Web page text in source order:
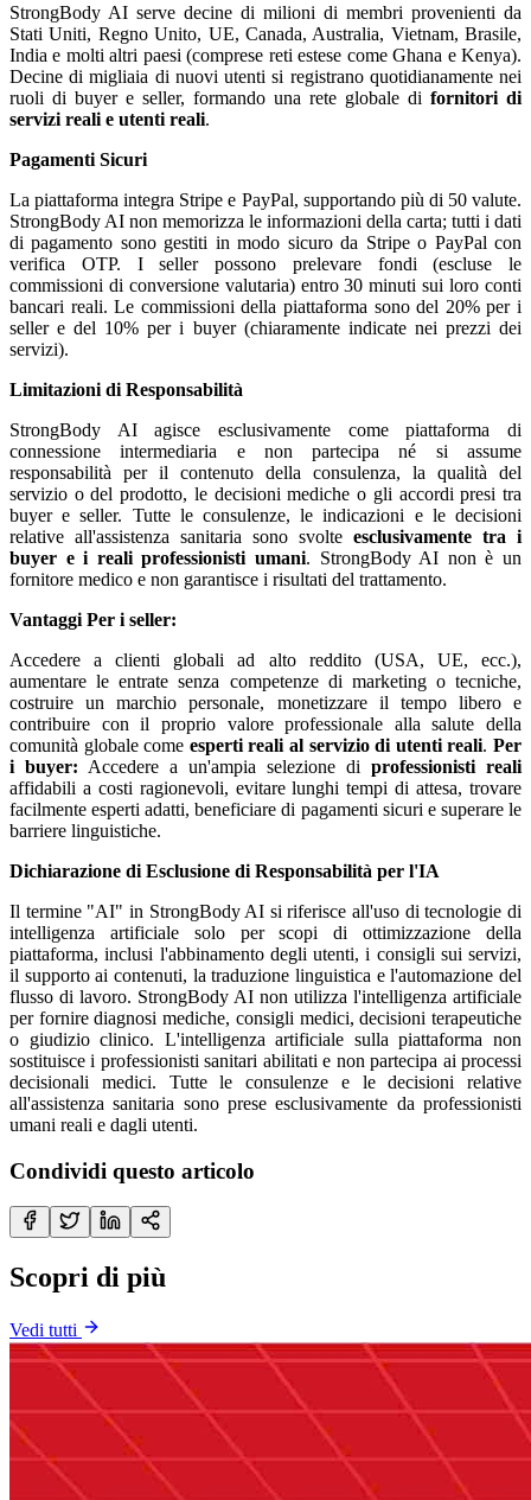
StrongBody AI serve decine di milioni di membri provenienti da
Stati Uniti, Regno Unito, UE, Canada, Australia, Vietnam, Brasile,
India e molti altri paesi (comprese reti estese come Ghana e Kenya).
Decine di migliaia di nuovi utenti si registrano quotidianamente nei
ruoli di buyer e seller, formando una rete globale di fornitori di
servizi reali e utenti reali.
Pagamenti Sicuri
La piattaforma integra Stripe e PayPal, supportando più di 50 valute.
StrongBody AI non memorizza le informazioni della carta; tutti i dati
di pagamento sono gestiti in modo sicuro da Stripe o PayPal con
verifica OTP. I seller possono prelevare fondi (escluse le
commissioni di conversione valutaria) entro 30 minuti sui loro conti
bancari reali. Le commissioni della piattaforma sono del 20% per i
seller e del 10% per i buyer (chiaramente indicate nei prezzi dei
servizi).
Limitazioni di Responsabilità
StrongBody AI agisce esclusivamente come piattaforma di
connessione intermediaria e non partecipa né si assume
responsabilità per il contenuto della consulenza, la qualità del
servizio o del prodotto, le decisioni mediche o gli accordi presi tra
buyer e seller. Tutte le consulenze, le indicazioni e le decisioni
relative all'assistenza sanitaria sono svolte esclusivamente tra i
buyer e i reali professionisti umani. StrongBody AI non è un
fornitore medico e non garantisce i risultati del trattamento.
Vantaggi Per i seller:
Accedere a clienti globali ad alto reddito (USA, UE, ecc.),
aumentare le entrate senza competenze di marketing o tecniche,
costruire un marchio personale, monetizzare il tempo libero e
contribuire con il proprio valore professionale alla salute della
comunità globale come esperti reali al servizio di utenti reali.Per
i buyer: Accedere a un'ampia selezione di professionisti reali
affidabili a costi ragionevoli, evitare lunghi tempi di attesa, trovare
facilmente esperti adatti, beneficiare di pagamenti sicuri e superare le
barriere linguistiche.
Dichiarazione di Esclusione di Responsabilità per l'IA
Il termine "AI" in StrongBody AI si riferisce all'uso di tecnologie di
intelligenza artificiale solo per scopi di ottimizzazione della
piattaforma, inclusi l'abbinamento degli utenti, i consigli sui servizi,
il supporto ai contenuti, la traduzione linguistica e l'automazione del
flusso di lavoro. StrongBody AI non utilizza l'intelligenza artificiale
per fornire diagnosi mediche, consigli medici, decisioni terapeutiche
o giudizio clinico. L'intelligenza artificiale sulla piattaforma non
sostituisce i professionisti sanitari abilitati e non partecipa ai processi
decisionali medici. Tutte le consulenze e le decisioni relative
all'assistenza sanitaria sono prese esclusivamente da professionisti
umani reali e dagli utenti.
Condividi questo articolo
Scopri di più
Vedi tutti